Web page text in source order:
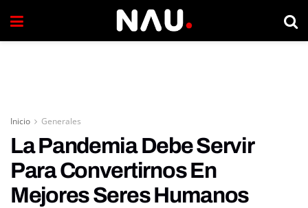
Inicio Generales
La Pandemia Debe Servir
Para Convertirnos En
Mejores Seres Humanos